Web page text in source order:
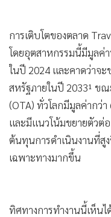
การเติบโตของตลาด
โดยอุตสาหกรรมนี้มีมูลค่
ในปี 2024 และคาดว่าจ
สหรัฐภายในปี 2033¹ ข
(OTA) ทั่วโลกมีมูลค่ากว่
และมีแนวโน้มขยายตัวต่
ต้นทุนการดำเนินงานที่สู
เฉพาะทางมากขึ้น
ทิศทางการทำงานนี้เห็น